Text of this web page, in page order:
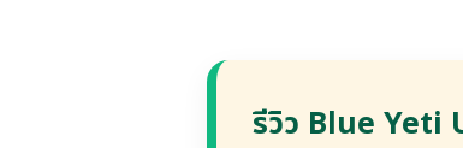
รีวิว Blue Yeti